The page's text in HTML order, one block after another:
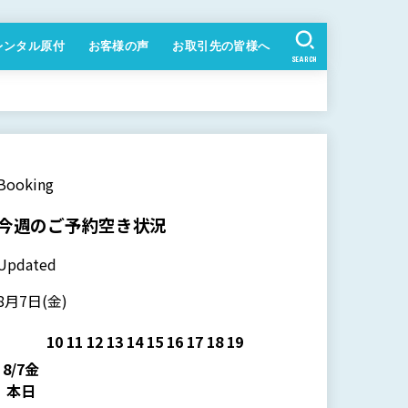
ンタル原付 お客様の声 お取引先の皆様へ
SEARCH